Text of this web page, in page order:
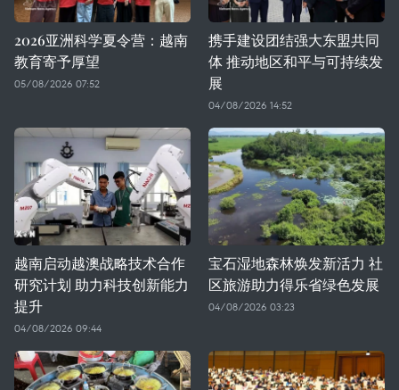
2026亚洲科学夏令营：越南
教育寄予厚望
05/08/2026 07:52
携手建设团结强大东盟共同
体 推动地区和平与可持续发
展
04/08/2026 14:52
越南启动越澳战略技术合作
研究计划 助力科技创新能力
提升
04/08/2026 09:44
宝石湿地森林焕发新活力 社
区旅游助力得乐省绿色发展
04/08/2026 03:23